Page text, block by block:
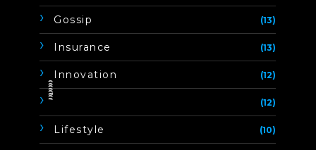
Gossip (13)
Insurance (13)
Innovation (12)
(12)
Lifestyle (10)